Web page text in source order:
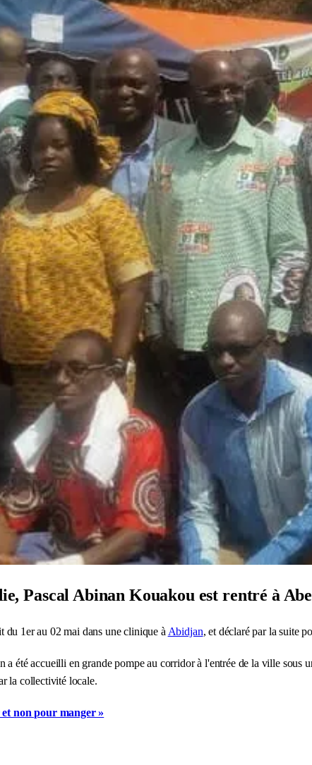
Pascal Abinan Kouakou est rentré à
1er au 02 mai dans une clinique à Abidjan, et déclaré par la suite
été accueilli en grande pompe au corridor à l'entrée de la ville sous
la collectivité locale.
non pour manger »